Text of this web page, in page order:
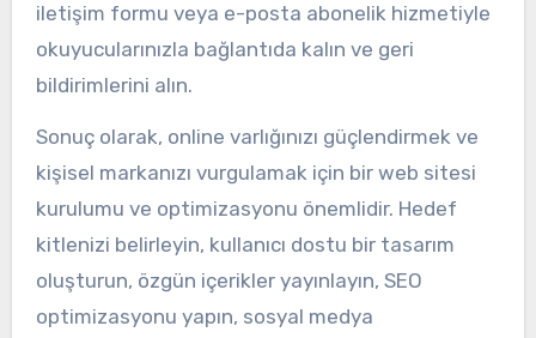
iletişim formu veya e-posta abonelik hizmetiyle
okuyucularınızla bağlantıda kalın ve geri
bildirimlerini alın.
Sonuç olarak, online varlığınızı güçlendirmek ve
kişisel markanızı vurgulamak için bir web sitesi
kurulumu ve optimizasyonu önemlidir. Hedef
kitlenizi belirleyin, kullanıcı dostu bir tasarım
oluşturun, özgün içerikler yayınlayın, SEO
optimizasyonu yapın, sosyal medya